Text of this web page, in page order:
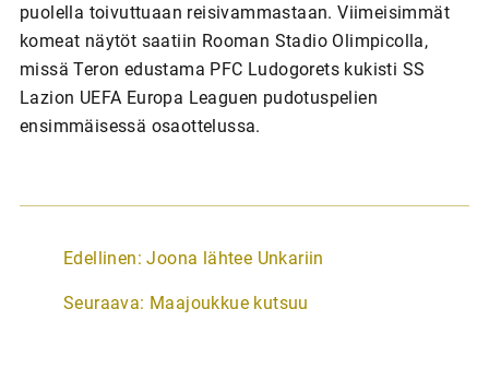
puolella toivuttuaan reisivammastaan. Viimeisimmät
komeat näytöt saatiin Rooman Stadio Olimpicolla,
missä Teron edustama PFC Ludogorets kukisti SS
Lazion UEFA Europa Leaguen pudotuspelien
ensimmäisessä osaottelussa.
A
t
Edellinen: Joona lähtee Unkariin
Seuraava: Maajoukkue kutsuu